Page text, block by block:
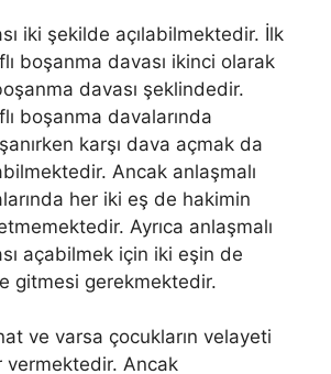
iki şekilde açılabilmektedir. İlk
boşanma davası ikinci olarak
davası şeklindedir.
boşanma davalarında
karşı dava açmak da
Ancak anlaşmalı
her iki eş de hakimin
Ayrıca anlaşmalı
açabilmek için iki eşin de
gitmesi gerekmektedir.
ve varsa çocukların velayeti
vermektedir. Ancak